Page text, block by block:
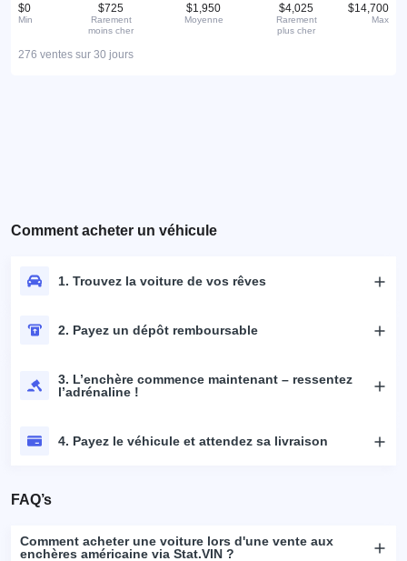
$0
Min
$725
Rarement
moins cher
$1,950
Moyenne
$4,025
Rarement
plus cher
$14,700
Max
276 ventes sur 30 jours
Comment acheter un véhicule
1. Trouvez la voiture de vos rêves
2. Payez un dépôt remboursable
3. L’enchère commence maintenant – ressentez
l’adrénaline !
4. Payez le véhicule et attendez sa livraison
FAQ’s
Comment acheter une voiture lors d'une vente aux
enchères américaine via Stat.VIN ?